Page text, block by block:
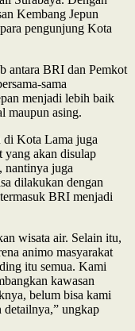
Kembang Jepun
pengunjung Kota
antara BRI dan Pemkot
sama
menjadi lebih baik
maupun asing.
di Kota Lama juga
yang akan disulap
nantinya juga
dilakukan dengan
BRI menjadi
wisata air. Selain itu,
animo masyarakat
itu semua. Kami
kawasan
belum bisa kami
detailnya,” ungkap